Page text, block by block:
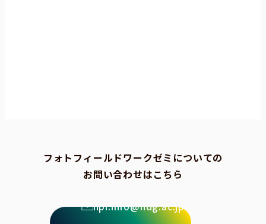
フォトフィールドワークゼミについての
お問い合わせはこちら
npi.info@ndg.ac.jp